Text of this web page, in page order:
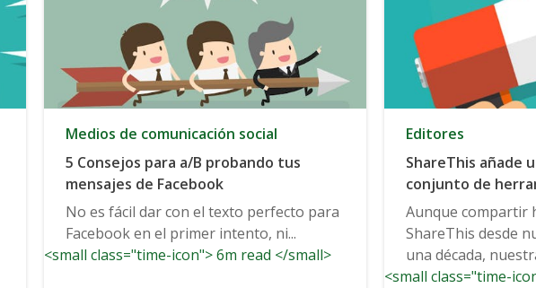
Medios de comunicación social
5 Consejos para a/B probando tus
mensajes de Facebook
No es fácil dar con el texto perfecto para
Facebook en el primer intento, ni...
<small class="time-icon"> 6m read </small>
Editores
ShareThis añade
conjunto de
Aunque compartir
ShareThis desde
una década,
<small class="time-